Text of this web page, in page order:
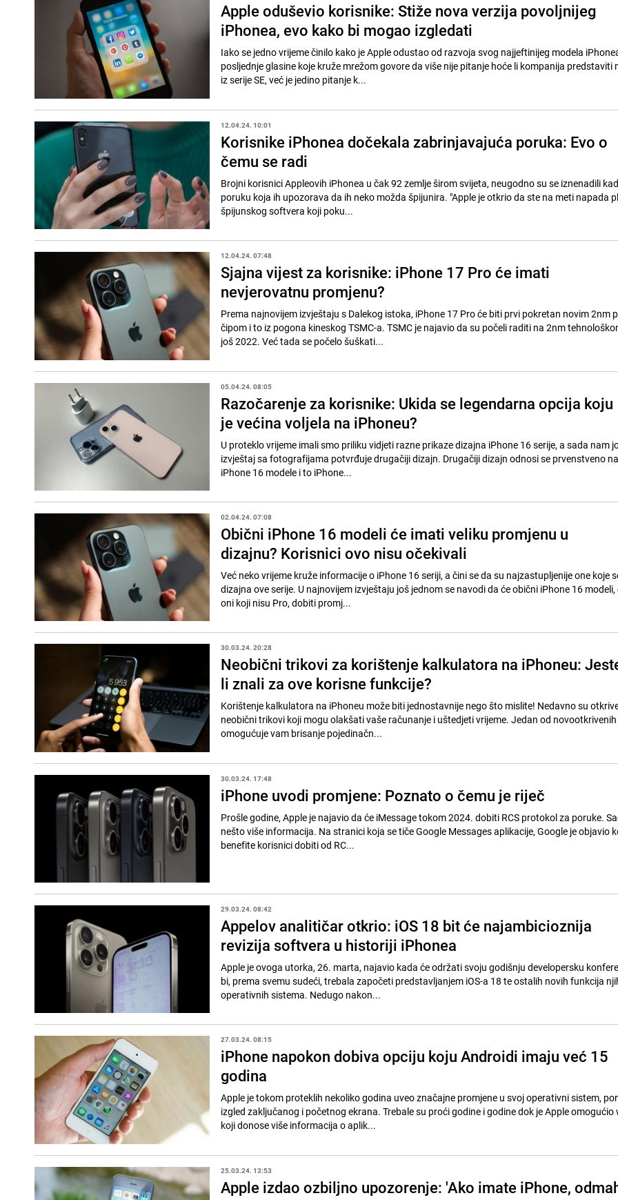
Apple oduševio korisnike: Stiže nova verzija povoljnijeg
iPhonea, evo kako bi mogao izgledati
Iako se jedno vrijeme činilo kako je Apple odustao od razvoja svog najjeftinijeg modela
posljednje glasine koje kruže mrežom govore da više nije pitanje hoće li kompanija predstaviti
iz serije SE, već je jedino pitanje k...
12.04.24. 10:01
Korisnike iPhonea dočekala zabrinjavajuća poruka: Evo o
čemu se radi
Brojni korisnici Appleovih iPhonea u čak 92 zemlje širom svijeta, neugodno su se iznenadili
poruku koja ih upozorava da ih neko možda špijunira. "Apple je otkrio da ste na meti napada
špijunskog softvera koji poku...
12.04.24. 07:48
Sjajna vijest za korisnike: iPhone 17 Pro će imati
nevjerovatnu promjenu?
Prema najnovijem izvještaju s Dalekog istoka, iPhone 17 Pro će biti prvi pokretan novim 2nm
čipom i to iz pogona kineskog TSMC-a. TSMC je najavio da su počeli raditi na 2nm
još 2022. Već tada se počelo šuškati...
05.04.24. 08:05
Razočarenje za korisnike: Ukida se legendarna opcija koju
je većina voljela na iPhoneu?
U proteklo vrijeme imali smo priliku vidjeti razne prikaze dizajna iPhone 16 serije, a sada nam
izvještaj sa fotografijama potvrđuje drugačiji dizajn. Drugačiji dizajn odnosi se prvenstveno
iPhone 16 modele i to iPhone...
02.04.24. 07:08
Obični iPhone 16 modeli će imati veliku promjenu u
dizajnu? Korisnici ovo nisu očekivali
Već neko vrijeme kruže informacije o iPhone 16 seriji, a čini se da su najzastupljenije one koje
dizajna ove serije. U najnovijem izvještaju još jednom se navodi da će obični iPhone 16
oni koji nisu Pro, dobiti promj...
30.03.24. 20:28
Neobični trikovi za korištenje kalkulatora na iPhoneu:
li znali za ove korisne funkcije?
Korištenje kalkulatora na iPhoneu može biti jednostavnije nego što mislite! Nedavno su
neobični trikovi koji mogu olakšati vaše računanje i uštedjeti vrijeme. Jedan od
omogućuje vam brisanje pojedinačn...
30.03.24. 17:48
iPhone uvodi promjene: Poznato o čemu je riječ
Prošle godine, Apple je najavio da će iMessage tokom 2024. dobiti RCS protokol za poruke.
nešto više informacija. Na stranici koja se tiče Google Messages aplikacije, Google je objavio
benefite korisnici dobiti od RC...
29.03.24. 08:42
Appelov analitičar otkrio: iOS 18 bit će najambicioznija
revizija softvera u historiji iPhonea
Apple je ovoga utorka, 26. marta, najavio kada će održati svoju godišnju developersku
bi, prema svemu sudeći, trebala započeti predstavljanjem iOS-a 18 te ostalih novih funkcija
operativnih sistema. Nedugo nakon...
27.03.24. 08:15
iPhone napokon dobiva opciju koju Androidi imaju već 15
godina
Apple je tokom proteklih nekoliko godina uveo značajne promjene u svoj operativni sistem,
izgled zaključanog i početnog ekrana. Trebale su proći godine i godine dok je Apple omogućio
koji donose više informacija o aplik...
25.03.24. 13:53
Apple izdao ozbiljno upozorenje: 'Ako imate iPhone,